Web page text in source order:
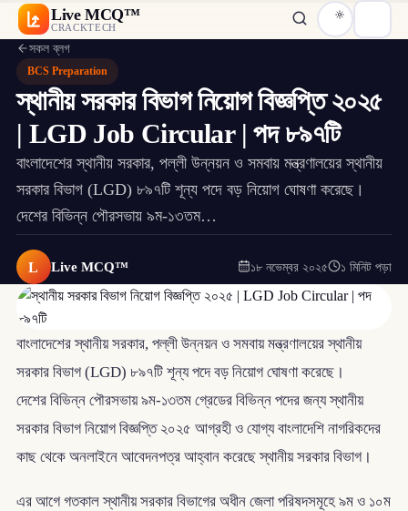
Live MCQ™
CRACKTECH
সকল ব্লগ
BCS Preparation
স্থানীয় সরকার বিভাগ নিয়োগ বিজ্ঞপ্তি ২০২৫
| LGD Job Circular | পদ ৮৯৭টি
বাংলাদেশের স্থানীয় সরকার, পল্লী উন্নয়ন ও সমবায় মন্ত্রণালয়ের স্থানীয়
সরকার বিভাগ (LGD) ৮৯৭টি শূন্য পদে বড় নিয়োগ ঘোষণা করেছে।
দেশের বিভিন্ন পৌরসভায় ৯ম-১৩তম…
L Live MCQ™ ১৮ নভেম্বর ২০২৫ ১ মিনিট পড়া
বাংলাদেশের স্থানীয় সরকার, পল্লী উন্নয়ন ও সমবায় মন্ত্রণালয়ের স্থানীয়
সরকার বিভাগ (LGD) ৮৯৭টি শূন্য পদে বড় নিয়োগ ঘোষণা করেছে।
দেশের বিভিন্ন পৌরসভায় ৯ম-১৩তম গ্রেডের বিভিন্ন পদের জন্য স্থানীয়
সরকার বিভাগ নিয়োগ বিজ্ঞপ্তি ২০২৫ আগ্রহী ও যোগ্য বাংলাদেশি নাগরিকদের
কাছ থেকে অনলাইনে আবেদনপত্র আহ্বান করেছে স্থানীয় সরকার বিভাগ।
এর আগে গতকাল স্থানীয় সরকার বিভাগের অধীন জেলা পরিষদসমূহে ৯ম ও ১০ম